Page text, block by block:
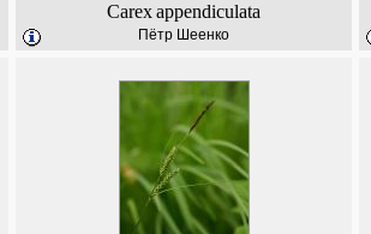
Carexappendiculata
Пётр Шеенко